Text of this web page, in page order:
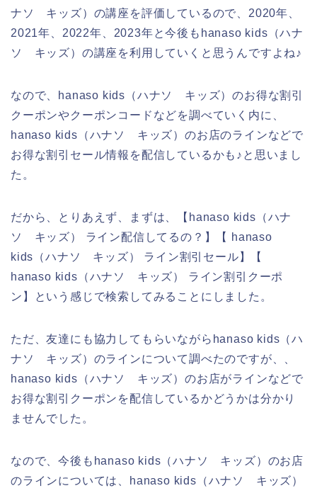
ナソ キッズ）の講座を評価しているので、2020年、
2021年、2022年、2023年と今後もhanaso kids（ハナ
ソ キッズ）の講座を利用していくと思うんですよね♪
なので、hanaso kids（ハナソ キッズ）のお得な割引
クーポンやクーポンコードなどを調べていく内に、
hanaso kids（ハナソ キッズ）のお店のラインなどで
お得な割引セール情報を配信しているかも♪と思いまし
た。
だから、とりあえず、まずは、【hanaso kids（ハナ
ソ キッズ） ライン配信してるの？】【 hanaso
kids（ハナソ キッズ） ライン割引セール】【
hanaso kids（ハナソ キッズ） ライン割引クーポ
ン】という感じで検索してみることにしました。
ただ、友達にも協力してもらいながらhanaso kids（ハ
ナソ キッズ）のラインについて調べたのですが、、
hanaso kids（ハナソ キッズ）のお店がラインなどで
お得な割引クーポンを配信しているかどうかは分かり
ませんでした。
なので、今後もhanaso kids（ハナソ キッズ）のお店
のラインについては、hanaso kids（ハナソ キッズ）